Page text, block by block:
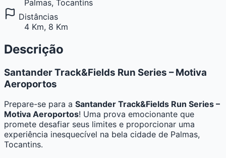
Palmas, Tocantins
Distâncias
4 Km, 8 Km
Descrição
Santander Track&Fields Run Series – Motiva
Aeroportos
Prepare-se para a Santander Track&Fields Run Series –
Motiva Aeroportos! Uma prova emocionante que
promete desafiar seus limites e proporcionar uma
experiência inesquecível na bela cidade de Palmas,
Tocantins.